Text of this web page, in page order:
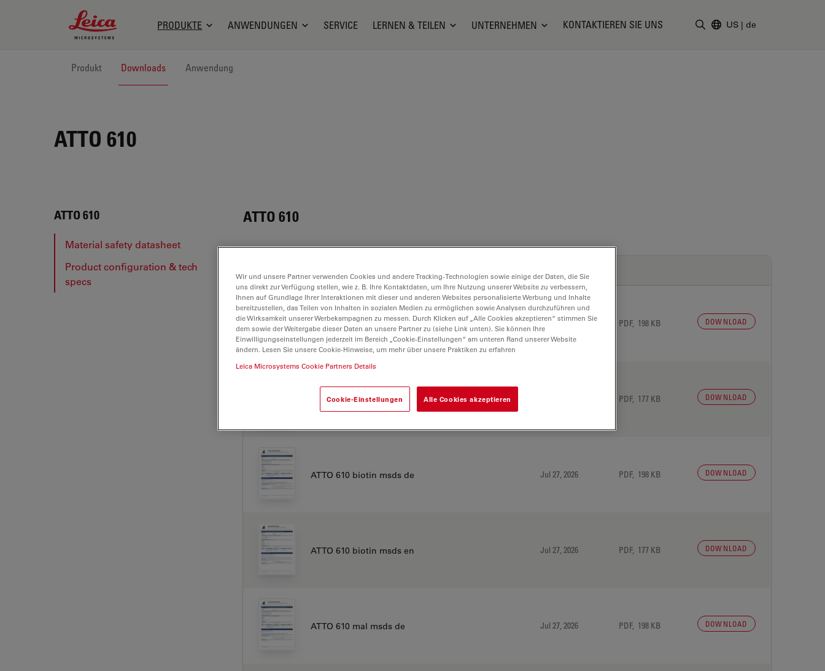
Leica Microsystems Logo
PRODUKTE ANWENDUNGEN SERVICE LERNEN & TEILEN UNTERNEHMEN KONTAKTIEREN SIE UNS US | de
Produkt Downloads Anwendung
ATTO 610
ATTO 610
Material safety datasheet
Product configuration & tech
specs
ATTO 610
ATTO 610 acid msds de Jul 27, 2026 PDF, 198 KB DOWNLOAD
ATTO 610 acid msds en PDF, 177 KB DOWNLOAD
ATTO 610 biotin msds de Jul 27, 2026 PDF, 198 KB DOWNLOAD
ATTO 610 biotin msds en Jul 27, 2026 PDF, 177 KB DOWNLOAD
ATTO 610 mal msds de Jul 27, 2026 PDF, 198 KB DOWNLOAD
Wir und unsere Partner verwenden Cookies und andere Tracking-Technologien sowie einige der Daten, die Sie
uns direkt zur Verfügung stellen, wie z. B. Ihre Kontaktdaten, um Ihre Nutzung unserer Website zu verbessern,
Ihnen auf Grundlage Ihrer Interaktionen mit dieser und anderen Websites personalisierte Werbung und Inhalte
bereitzustellen, das Teilen von Inhalten in sozialen Medien zu ermöglichen sowie Analysen durchzuführen und
die Wirksamkeit unserer Werbekampagnen zu messen. Durch Klicken auf „Alle Cookies akzeptieren“ stimmen Sie
dem sowie der Weitergabe dieser Daten an unsere Partner zu (siehe Link unten). Sie können Ihre
Einwilligungseinstellungen jederzeit im Bereich „Cookie-Einstellungen“ am unteren Rand unserer Website
ändern. Lesen Sie unsere Cookie-Hinweise, um mehr über unsere Praktiken zu erfahren
Leica Microsystems Cookie Partners Details
Cookie-Einstellungen Alle Cookies akzeptieren